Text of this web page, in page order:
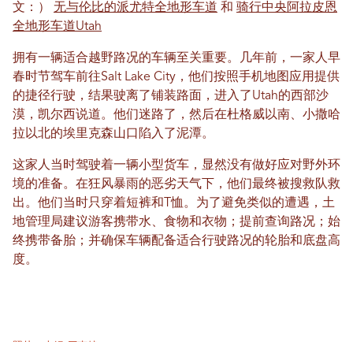
文：） 无与伦比的派尤特全地形车道 和 骑行中央阿拉皮恩
全地形车道Utah
拥有一辆适合越野路况的车辆至关重要。几年前，一家人早
春时节驾车前往Salt Lake City，他们按照手机地图应用提供
的捷径行驶，结果驶离了铺装路面，进入了Utah的西部沙
漠，凯尔西说道。他们迷路了，然后在杜格威以南、小撒哈
拉以北的埃里克森山口陷入了泥潭。
这家人当时驾驶着一辆小型货车，显然没有做好应对野外环
境的准备。在狂风暴雨的恶劣天气下，他们最终被搜救队救
出。他们当时只穿着短裤和T恤。为了避免类似的遭遇，土
地管理局建议游客携带水、食物和衣物；提前查询路况；始
终携带备胎；并确保车辆配备适合行驶路况的轮胎和底盘高
度。